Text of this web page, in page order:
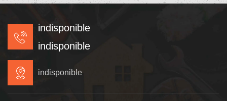
indisponible
indisponible
indisponible